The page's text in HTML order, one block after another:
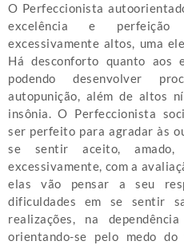
O Perfeccionista
excelência e perfeição
excessivamente altos, uma
Há desconforto quanto aos
podendo desenvolver
autopunição, além de altos
insônia. O Perfeccionista
ser perfeito para agradar às
se sentir aceito, amado,
excessivamente, com a
elas vão pensar a seu
dificuldades em se sentir
realizações, na
orientando-se pelo medo